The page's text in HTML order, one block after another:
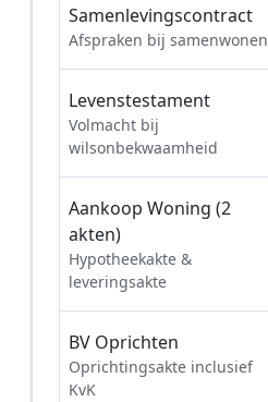
Samenlevingscontract
Afspraken bij samenwonen
Levenstestament
Volmacht bij
wilsonbekwaamheid
Aankoop Woning (2
akten)
Hypotheekakte &
leveringsakte
BV Oprichten
Oprichtingsakte inclusief
KvK